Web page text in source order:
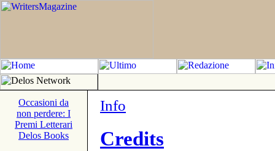
Occasioni da
non perdere: I
Premi Letterari
Delos Books
Info
Credits